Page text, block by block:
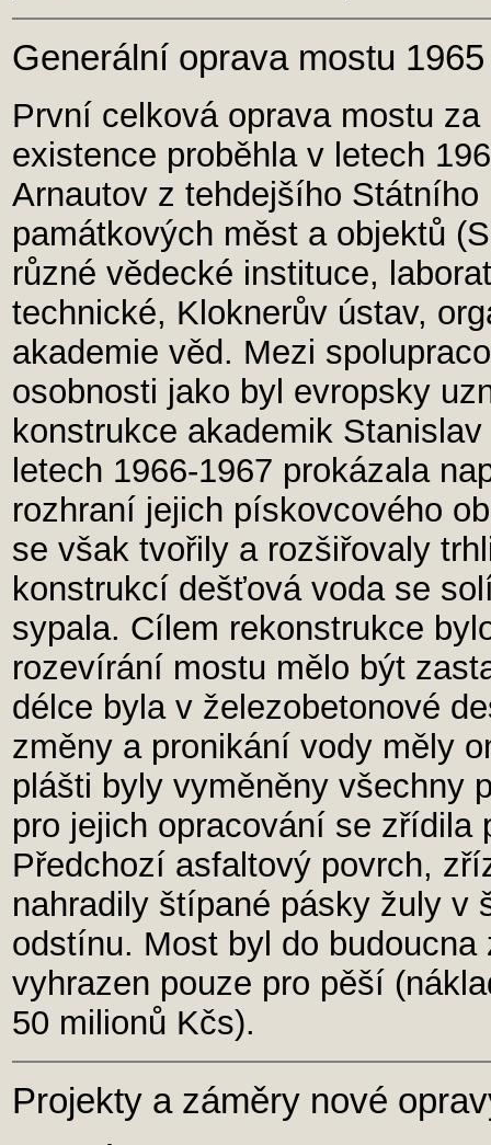
Generální oprava mostu
První celková oprava mostu
existence proběhla v letech
Arnautov z tehdejšího
památkových měst a objektů
různé vědecké instituce,
technické, Kloknerův ústav,
akademie věd. Mezi
osobnosti jako byl evropsky
konstrukce akademik
letech 1966-1967 prokázala
rozhraní jejich pískovcového
se však tvořily a rozšiřovaly
konstrukcí dešťová voda se
sypala. Cílem rekonstrukce
rozevírání mostu mělo být
délce byla v železobetonové
změny a pronikání vody měly
plášti byly vyměněny všechny
pro jejich opracování se
Předchozí asfaltový povrch,
nahradily štípané pásky žuly v
odstínu. Most byl do
vyhrazen pouze pro pěší
50 milionů Kčs).
Projekty a záměry nové